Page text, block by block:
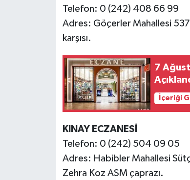
Telefon: 0 (242) 408 66 99
Adres: Göçerler Mahallesi
karşısı.
7
İçeriği
KINAY ECZANESİ
Telefon: 0 (242) 504 09 05
Adres: Habibler Mahallesi
Zehra Koz ASM çaprazı.